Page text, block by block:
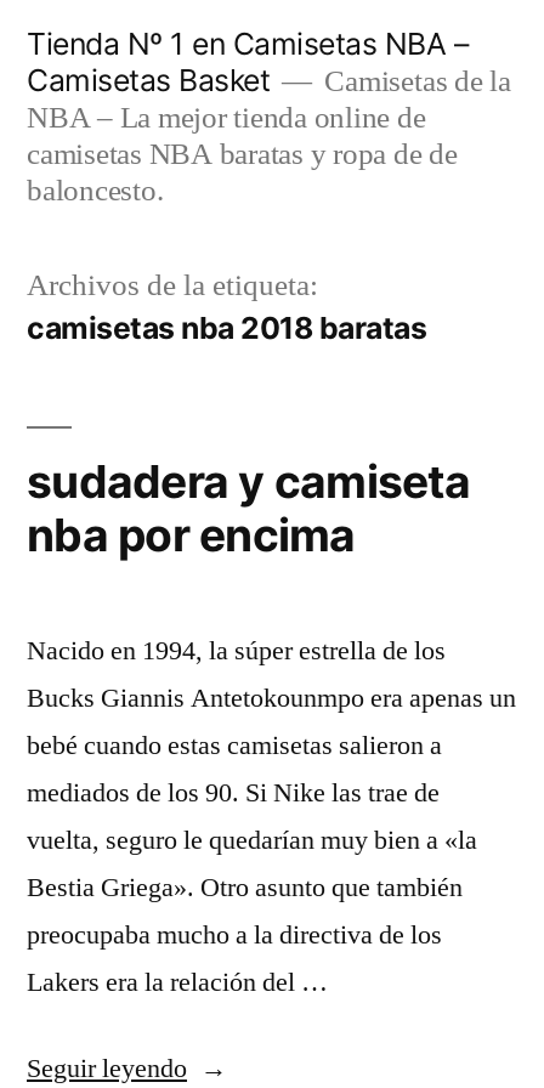
contenido
Tienda Nº 1 en Camisetas NBA –
Camisetas Basket
Camisetas de la
NBA – La mejor tienda online de
camisetas NBA baratas y ropa de de
baloncesto.
Archivos de la etiqueta:
camisetas nba 2018 baratas
sudadera y camiseta
nba por encima
Nacido en 1994, la súper estrella de los
Bucks Giannis Antetokounmpo era apenas un
bebé cuando estas camisetas salieron a
mediados de los 90. Si Nike las trae de
vuelta, seguro le quedarían muy bien a «la
Bestia Griega». Otro asunto que también
preocupaba mucho a la directiva de los
Lakers era la relación del …
Seguir leyendo«sudadera